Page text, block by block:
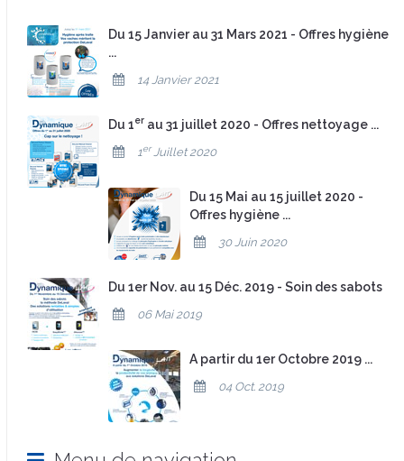
Du 15 Janvier au 31 Mars 2021 - Offres hygiène
...
14 Janvier 2021
Du 1er au 31 juillet 2020 - Offres nettoyage ...
1erJuillet 2020
Du 15 Mai au 15 juillet 2020 -
Offres hygiène ...
30 Juin 2020
Du 1er Nov. au 15 Déc. 2019 - Soin des sabots
06 Mai 2019
A partir du 1er Octobre 2019 ...
04 Oct. 2019